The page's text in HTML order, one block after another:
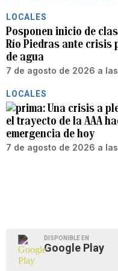
LOCALES
Posponen inicio de
Río Piedras ante crisis
de agua
7 de agosto de 2026 a las
LOCALES
Una crisis a
el trayecto de la AAA
emergencia de hoy
7 de agosto de 2026 a las
DISPONIBLE EN
Google Play